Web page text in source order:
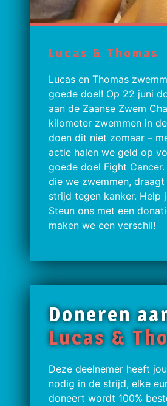
Lucas & Thomas
Lucas en Thomas
goede doel! Op 22 juni
aan de Zaanse Zwem
kilometer zwemmen in
doen dit niet zomaar –
actie halen we geld op
goede doel Fight
die we zwemmen,
strijd tegen kanker. Help
Steun ons met een
maken we een verschil!
Doneren
Lucas &
Deze deelnemer heeft
nodig in de strijd, elke
doneert wordt 100%